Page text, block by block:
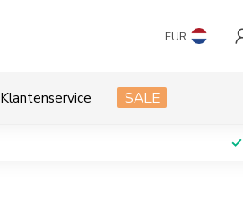
EUR
Klantenservice SALE